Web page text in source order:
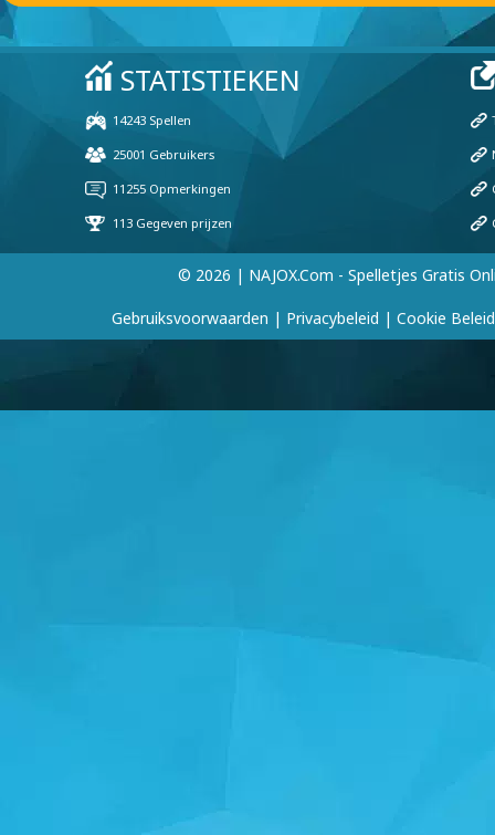
© 2026 | NAJOX.com - Spelletjes Gratis
Gebruiksvoorwaarden | Privacybeleid | Cookie Beleid